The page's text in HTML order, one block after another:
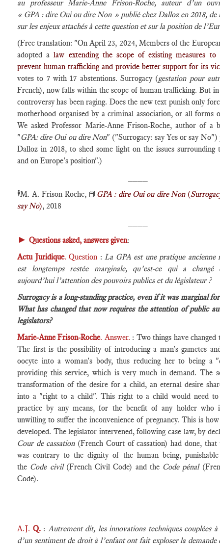
au professeur Marie-Anne Frison-Roche, auteur d’un
« GPA : dire Oui ou dire Non » publié chez Dalloz en 2018, de
sur les enjeux attachés à cette question et sur la position de
(Free translation: "On April 23, 2024, Members of the
adopted alaw extending the scope of existing measures to
prevent human trafficking and provide better support for its
votes to 7 with 17 abstentions. Surrogacy (gestation pour
French), now falls within the scope of human trafficking. But in
controversy has been raging. Does the new text punish only
motherhood organised by a criminal association, or all forms
We asked Professor Marie-Anne Frison-Roche, author of a
"GPA: dire Oui ou dire Non" ("Surrogacy: say Yes or say No")
Dalloz in 2018, to shed some light on the issues surrounding
and on Europe's position".)
🕴️M.-A. Frison-Roche, 📕 GPA : dire Oui ou dire Non (
say No), 2018
► Questions asked, answers given:
Actu Juridique. Question : La GPA est une pratique ancienne
est longtemps restée marginale, qu’est-ce qui a changé
aujourd’hui l’attention des pouvoirs publics et du législateur ?
Surrogacy is a long-standing practice, even if it was marginal
What has changed that now requires the attention of public
legislators?
Marie-Anne Frison-Roche. Answer. : Two things have changed
The first is the possibility of introducing a man's gametes
oocyte into a woman's body, thus reducing her to being a
providing this service, which is very much in demand. The
transformation of the desire for a child, an eternal desire
into a "right to a child". This right to a child would need
practice by any means, for the benefit of any holder who
unwilling to suffer the inconvenience of pregnancy. This is
developed. The legislator intervened, following case law, by
Cour de cassation(French Court of cassation) had done, that
was contrary to the dignity of the human being,
the Code civil (French Civil Code) and the Code pénal
Code).
A.J. Q.: Autrement dit, les innovations techniques couplées à
d’un sentiment de droit à l’enfant ont fait exploser la demande